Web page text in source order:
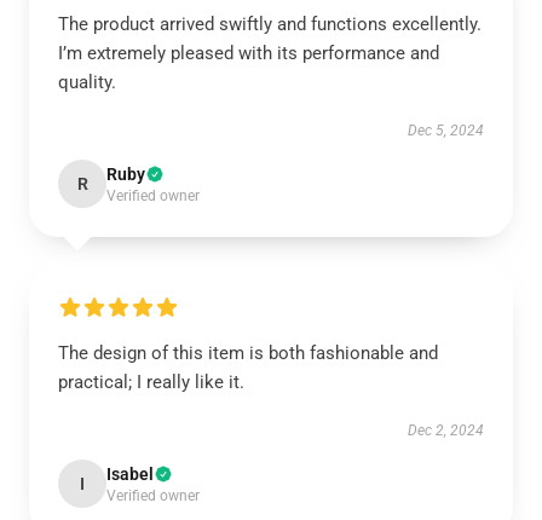
The product arrived swiftly and functions excellently.
I’m extremely pleased with its performance and
quality.
Dec 5, 2024
R Ruby
Verified owner
The design of this item is both fashionable and
practical; I really like it.
Dec 2, 2024
I Isabel
Verified owner